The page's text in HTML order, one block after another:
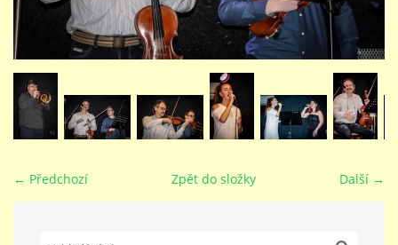
GALERIE
VIDEA - FILMOVÁ TVORBA
DOKUMENTY / KE STAŽENÍ
← Předchozí Další →
Zpět do složky